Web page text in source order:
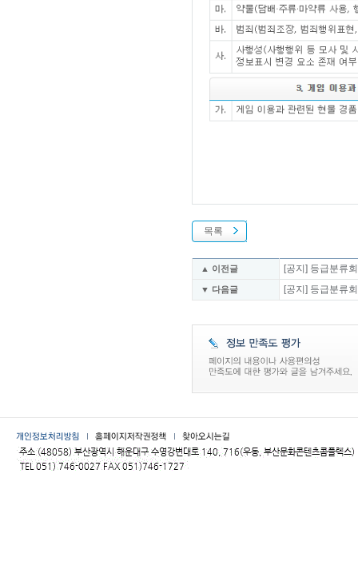
목록
▲ 이전글 [공지] 등급분류
▼ 다음글 [공지] 등급분류